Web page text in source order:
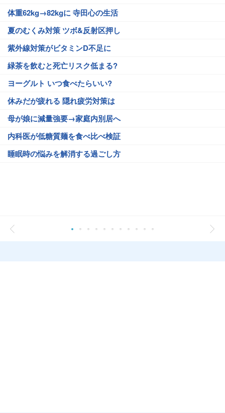
体重62kg→82kgに 寺田心の生活
夏のむくみ対策 ツボ&反射区押し
紫外線対策がビタミンD不足に
緑茶を飲むと死亡リスク低まる?
ヨーグルト いつ食べたらいい?
休みだが疲れる 隠れ疲労対策は
母が娘に減量強要→家庭内別居へ
内科医が低糖質麺を食べ比べ検証
睡眠時の悩みを解消する過ごし方